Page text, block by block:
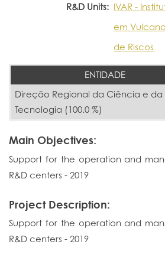
R&D Units: IVAR -
em
de Riscos
ENTIDADE
Direção Regional da Ciência e da
Tecnologia (100.0 %)
Main Objectives:
Support for the operation and
R&D centers - 2019
Project Description:
Support for the operation and
R&D centers - 2019